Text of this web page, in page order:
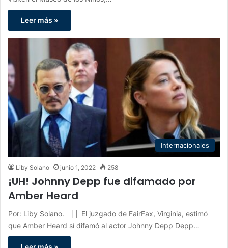
Leer más »
Internacionales
Liby Solano junio 1, 2022 258
¡UH! Johnny Depp fue difamado por
Amber Heard
Por: Liby Solano. ││ El juzgado de FairFax, Virginia, estimó
que Amber Heard sí difamó al actor Johnny Depp Depp…